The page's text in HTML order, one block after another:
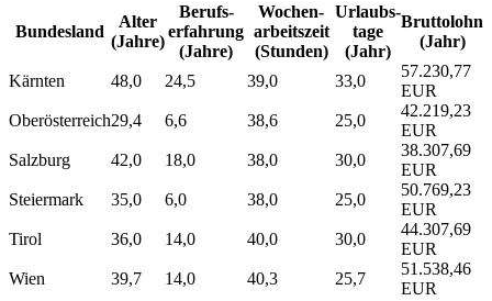
Bundesland
Alter
(Jahre)
Berufs­
erfahrung
(Jahre)
Wochen­
arbeitszeit
(Stunden)
Urlaubs­
tage
(Jahr)
Bruttolohn
(Jahr)
Kärnten 48,0 24,5 39,0 33,0
57.230,77
EUR
Oberösterreich29,4 6,6 38,6 25,0
42.219,23
EUR
Salzburg
42,0 18,0 38,0 30,0
38.307,69
EUR
Steiermark
35,0 6,0 38,0 25,0
50.769,23
EUR
Tirol
36,0 14,0 40,0 30,0
44.307,69
EUR
Wien
39,7 14,0 40,3 25,7
51.538,46
EUR